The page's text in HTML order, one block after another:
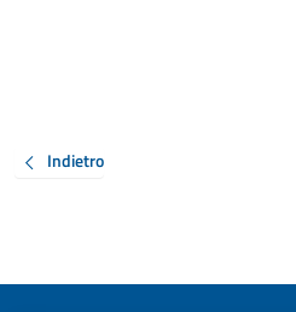
Indietro